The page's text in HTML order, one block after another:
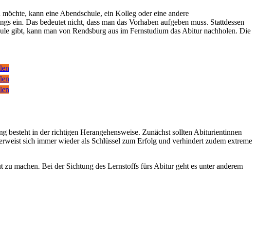
kann eine Abendschule, ein Kolleg oder eine andere
Das bedeutet nicht, dass man das Vorhaben aufgeben muss. Stattdessen
gibt, kann man von Rendsburg aus im Fernstudium das Abitur nachholen. Die
besteht in der richtigen Herangehensweise. Zunächst sollten Abiturientinnen
sich immer wieder als Schlüssel zum Erfolg und verhindert zudem extreme
machen. Bei der Sichtung des Lernstoffs fürs Abitur geht es unter anderem